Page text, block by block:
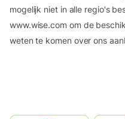
mogelijk niet in alle regio's
www.wise.com om de
weten te komen over ons